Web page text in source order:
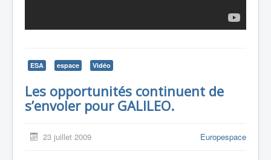
ESA espace Vidéo
Les opportunités continuent de
s’envoler pour GALILEO.
23 juillet 2009 Europespace